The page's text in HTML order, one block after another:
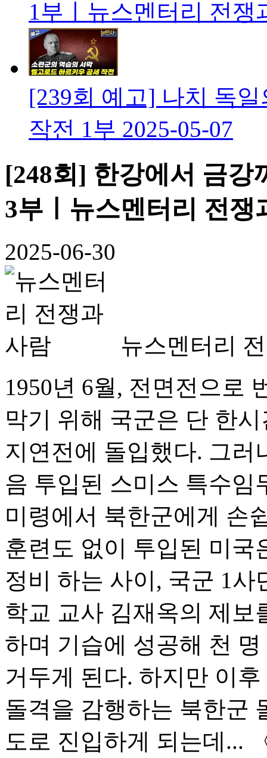
1부ㅣ뉴스멘터리 전쟁
[239회 예고] 나치 독
작전 1부 2025-05-07
[248회] 한강에서 금강
3부ㅣ뉴스멘터리 전쟁
2025-06-30
뉴스멘터리
1950년 6월, 전면전으로
막기 위해 국군은 단 한
지연전에 돌입했다. 그러
음 투입된 스미스 특수임
미령에서 북한군에게 손
훈련도 없이 투입된 미국
정비 하는 사이, 국군 1
학교 교사 김재옥의 제보
하며 기습에 성공해 천
거두게 된다. 하지만 이
돌격을 감행하는 북한군
도로 진입하게 되는데...